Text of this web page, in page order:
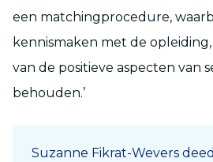
een matchingprocedure,
kennismaken met de
van de positieve aspecten van
behouden.’
Suzanne Fikrat-Wevers